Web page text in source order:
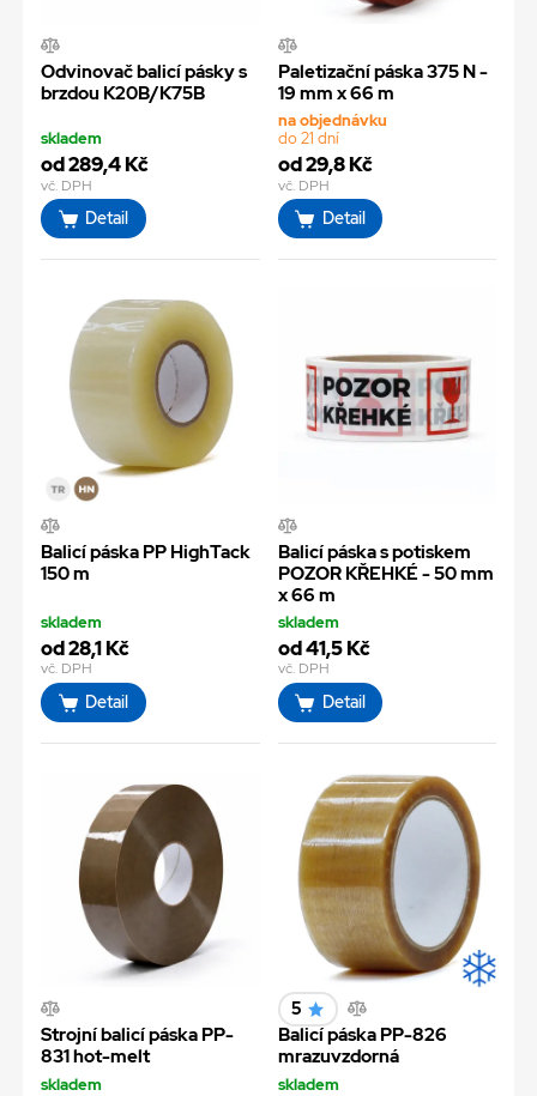
Odvinovač balicí pásky s
brzdou K20B/K75B
skladem
od 289,4 Kč
vč. DPH
Detail
Paletizační páska 375 N -
19 mm x 66 m
na objednávku
do 21 dní
od 29,8 Kč
vč. DPH
Detail
Balicí páska PP HighTack
150 m
skladem
od 28,1 Kč
vč. DPH
Detail
Balicí páska s potiskem
POZOR KŘEHKÉ - 50 mm
x 66 m
skladem
od 41,5 Kč
vč. DPH
Detail
Strojní balicí páska PP-
831 hot-melt
skladem
5
Balicí páska PP-826
mrazuvzdorná
skladem